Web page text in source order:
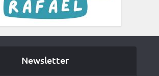
Newsletter